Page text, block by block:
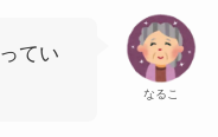
なるこ
ってい